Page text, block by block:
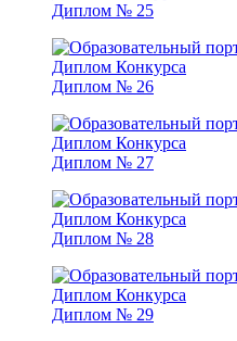
Диплом № 25
Диплом № 26
Диплом № 27
Диплом № 28
Диплом № 29